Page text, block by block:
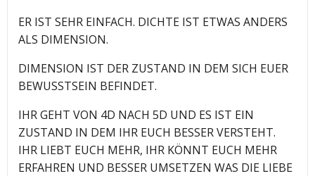
ER IST SEHR EINFACH. DICHTE IST ETWAS ANDERS
ALS DIMENSION.
DIMENSION IST DER ZUSTAND IN DEM SICH EUER
BEWUSSTSEIN BEFINDET.
IHR GEHT VON 4D NACH 5D UND ES IST EIN
ZUSTAND IN DEM IHR EUCH BESSER VERSTEHT.
IHR LIEBT EUCH MEHR, IHR KÖNNT EUCH MEHR
ERFAHREN UND BESSER UMSETZEN WAS DIE LIEBE